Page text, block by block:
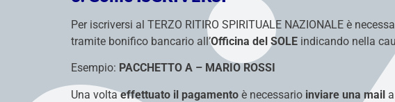
Per iscriversi al TERZO RITIRO SPIRITUALE NAZIONALE è
tramite bonifico bancario all’Officina del SOLE indicando nella
Esempio: PACCHETTO A – MARIO ROSSI
Una voltaeffettuato il pagamento è necessario inviare una mail a